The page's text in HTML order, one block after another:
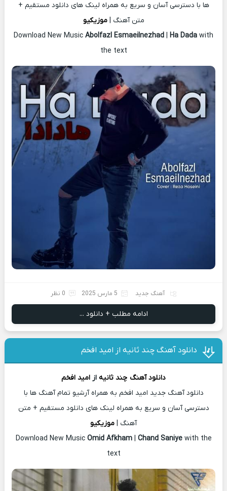
ها با دسترسی آسان و سریع به همراه لینک های دانلود مستقیم +
متن آهنگ |موزیکیو
Download New Music Abolfazl Esmaeilnezhad | Ha Dada with
the text
آهنگ جدید 5 مارس 2025 0 نظر
ادامه مطلب + دانلود ...
دانلود آهنگ چند ثانیه از امید افخم
دانلود آهنگ چند ثانیه از امید افخم
دانلود آهنگ جدید امید افخم به همراه آرشیو تمام آهنگ ها با
دسترسی آسان و سریع به همراه لینک های دانلود مستقیم + متن
آهنگ | موزیکیو
Download New Music Omid Afkham| Chand Saniye with the
text